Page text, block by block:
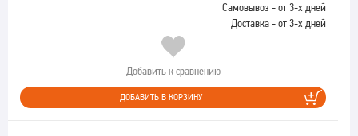
Самовывоз - от 3-х дней
Доставка - от 3-х дней
Добавить к сравнению
ДОБАВИТЬ В КОРЗИНУ